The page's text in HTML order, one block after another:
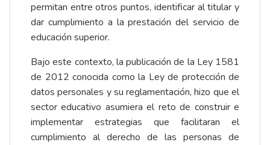
permitan entre otros puntos, identificar al titular y
dar cumplimiento a la prestación del servicio de
educación superior.
Bajo este contexto, la publicación de la Ley 1581
de 2012 conocida como la Ley de protección de
datos personales y su reglamentación, hizo que el
sector educativo asumiera el reto de construir e
implementar estrategias que facilitaran el
cumplimiento al derecho de las personas de